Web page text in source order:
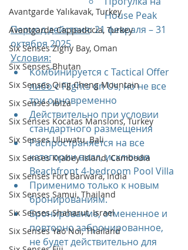
Avantgarde Yalıkavak, Turkey
Avantgarde Cappadocia, Turkey
Six Senses Zighy Bay, Oman
Six Senses Bhutan
Six Senses Qing Cheng Mountain
Six Senses Ibiza
Six Senses Kocatas Mansions, Turkey
Six Senses Uluwatu, Bali
Six Senses Krabey Island, Cambodia
Six Senses Fort Barwara, India
Six Senses Samui, Thailand
Six Senses Shaharut, Israel
Six Senses Yao Noi, Thailand
House Peak
Период действия: 21 февраля – 31
октября 2025
Условия:
Комбинируется с Tactical Offer
либо с Flights on Us, но не все
три одновременно
Действительно при условии
стандартного размещения
Распространяется на все
категории вилл, исключая
Beachfront 4-bedroom Pool Villa
Применимо только к новым
бронированиям.
Бронирование, отмененное и
повторно забронированное,
не будет действительно для